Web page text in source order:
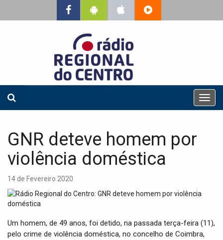
T
o
t
GNR deteve homem por
violência doméstica
14 de Fevereiro 2020
Um homem, de 49 anos, foi detido, na passada terça-feira (11),
pelo crime de violência doméstica, no concelho de Coimbra,